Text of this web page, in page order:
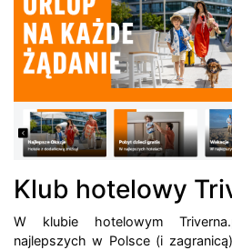
Klub hotelowy
W klubie hotelowym
najlepszych w Polsce (i